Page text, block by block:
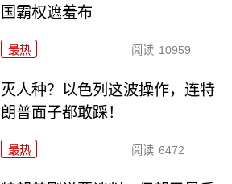
国霸权遮羞布
最热 阅读 10959
灭人种？以色列这波操作，连特
朗普面子都敢踩！
最热 阅读 6472